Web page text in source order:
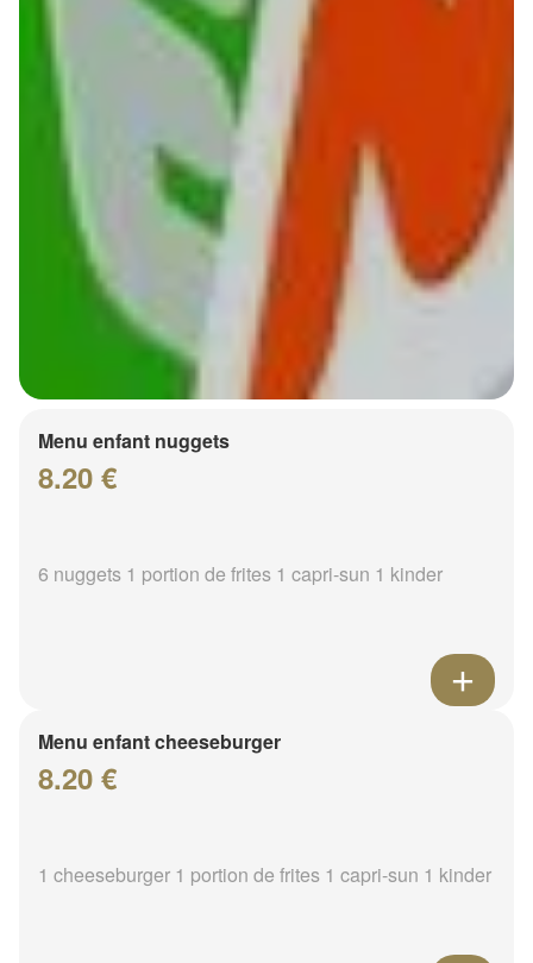
Menu enfant nuggets
8.20 €
6 nuggets 1 portion de frites 1 capri-sun 1 kinder
Menu enfant cheeseburger
8.20 €
1 cheeseburger 1 portion de frites 1 capri-sun 1 kinder